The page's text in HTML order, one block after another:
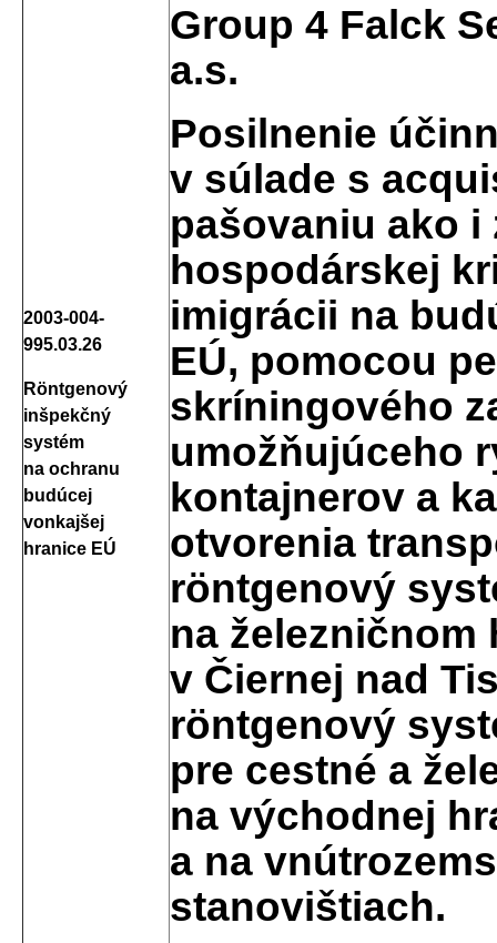
2003-004-
995.03.26
Röntgenový
inšpekčný
systém
na ochranu
budúcej
vonkajšej
hranice EÚ
Group 4 Falck
a.s.
Posilnenie
v súlade s
pašovaniu ako i
hospodárskej
imigrácii na
EÚ, pomocou
skríningového
umožňujúceho
kontajnerov a
otvorenia
röntgenový
na železničnom
v Čiernej nad
röntgenový
pre cestné a
na východnej
a na
stanovištiach.